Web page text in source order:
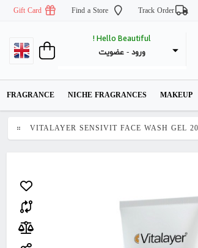
Track Order
Find a Store
Gift Card
Hello Beautiful !
ورود - عضویت
FRAGRANCE NICHE FRAGRANCES MAKEUP
VITALAYER SENSIVIT FACE WASH GEL